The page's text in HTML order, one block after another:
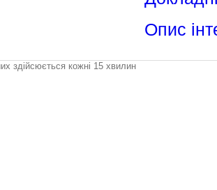
Опис
здійсюється кожні 15 хвилин